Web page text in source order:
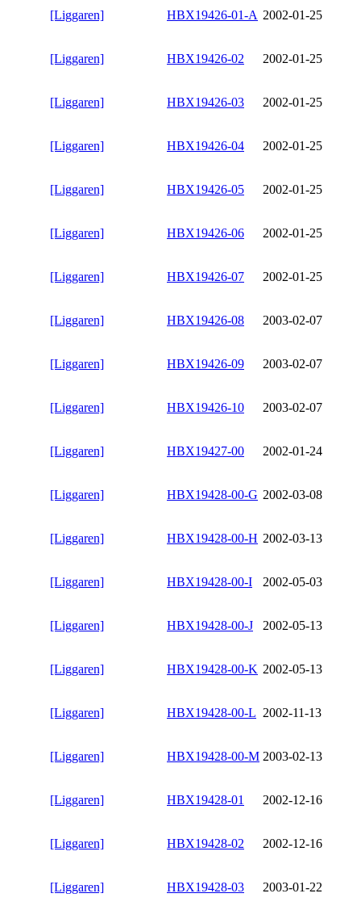
[Liggaren] HBX19426-01-A 2002-01-25
[Liggaren] HBX19426-02 2002-01-25
[Liggaren] HBX19426-03 2002-01-25
[Liggaren] HBX19426-04 2002-01-25
[Liggaren] HBX19426-05 2002-01-25
[Liggaren] HBX19426-06 2002-01-25
[Liggaren] HBX19426-07 2002-01-25
[Liggaren] HBX19426-08 2003-02-07
[Liggaren] HBX19426-09 2003-02-07
[Liggaren] HBX19426-10 2003-02-07
[Liggaren] HBX19427-00 2002-01-24
[Liggaren] HBX19428-00-G 2002-03-08
[Liggaren] HBX19428-00-H 2002-03-13
[Liggaren] HBX19428-00-I 2002-05-03
[Liggaren] HBX19428-00-J 2002-05-13
[Liggaren] HBX19428-00-K 2002-05-13
[Liggaren] HBX19428-00-L 2002-11-13
[Liggaren] HBX19428-00-M 2003-02-13
[Liggaren] HBX19428-01 2002-12-16
[Liggaren] HBX19428-02 2002-12-16
[Liggaren] HBX19428-03 2003-01-22